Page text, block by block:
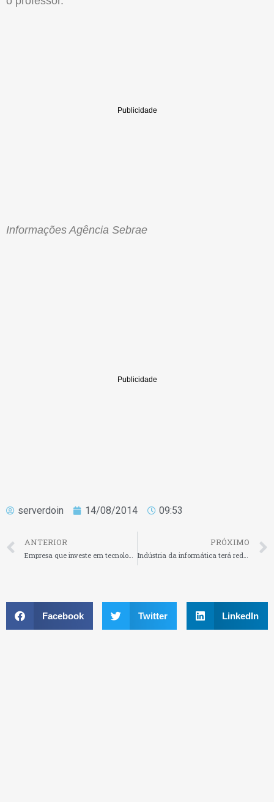
Informações Agência Sebrae
serverdoin 14/08/2014 09:53
ANTERIOR
Empresa que investe em tecnologia pode aderir à Lei do Bem
PRÓXIMO
Indústria da informática terá redução de IPI até 2029
Facebook Twitter LinkedIn